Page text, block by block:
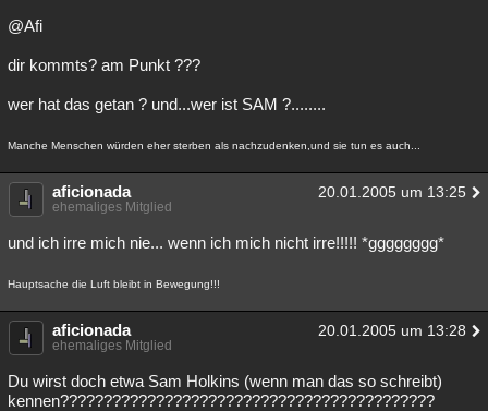
@Afi
dir kommts? am Punkt ???
wer hat das getan ? und...wer ist SAM ?........
Manche Menschen würden eher sterben als nachzudenken,und sie tun es auch...
aficionada 20.01.2005 um 13:25
ehemaliges Mitglied
und ich irre mich nie... wenn ich mich nicht irre!!!!! *gggggggg*
Hauptsache die Luft bleibt in Bewegung!!!
aficionada 20.01.2005 um 13:28
ehemaliges Mitglied
Du wirst doch etwa Sam Holkins (wenn man das so schreibt)
kennen???????????????????????????????????????????